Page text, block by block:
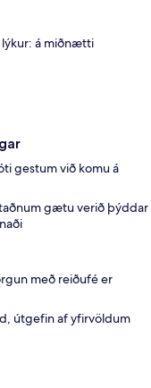
lýkur: á miðnætti
gestum við komu á
gætu verið þýddar
með reiðufé er
útgefin af yfirvöldum